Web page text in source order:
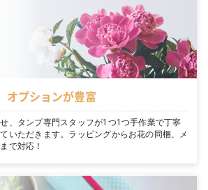
オプションが豊富
、タンプ専門スタッフが1つ1つ手作業で丁寧
いただきます。ラッピングからお花の同梱、メ
で対応！